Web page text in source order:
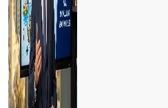
BAKIŞ AÇISI
Oynatmaya az kaldı
Müşteri memnuniyeti hakkında 7
4. Uluslararası Gastronomi Kongresi